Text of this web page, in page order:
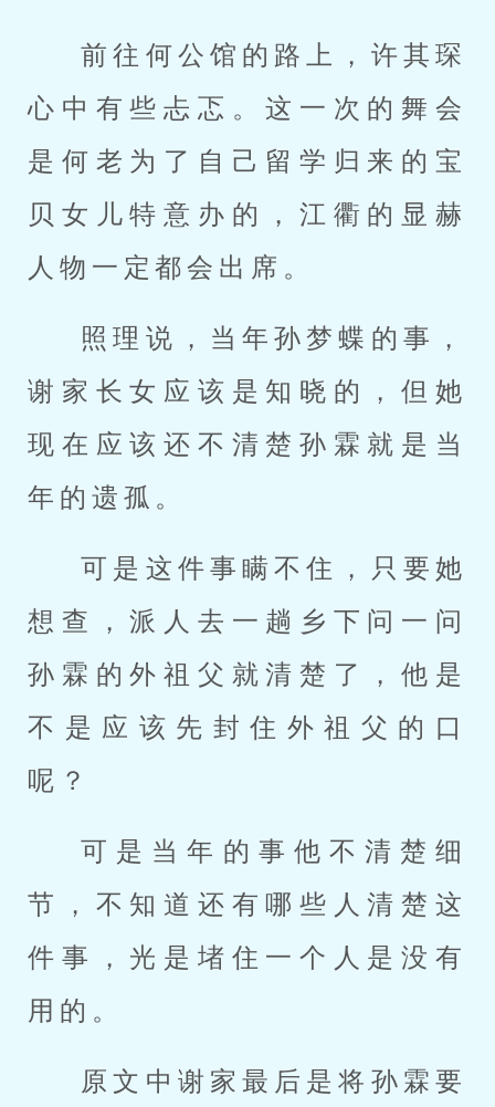
前往何公馆的路上，许其琛
心中有些忐忑。这一次的舞会
是何老为了自己留学归来的宝
贝女儿特意办的，江衢的显赫
人物一定都会出席。
照理说，当年孙梦蝶的事，
谢家长女应该是知晓的，但她
现在应该还不清楚孙霖就是当
年的遗孤。
可是这件事瞒不住，只要她
想查，派人去一趟乡下问一问
孙霖的外祖父就清楚了，他是
不是应该先封住外祖父的口
呢？
可是当年的事他不清楚细
节，不知道还有哪些人清楚这
件事，光是堵住一个人是没有
用的。
原文中谢家最后是将孙霖要